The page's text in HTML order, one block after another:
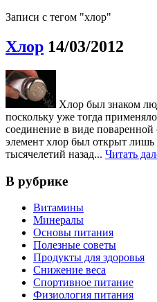
Записи с тегом "хлор"
Хлор 14/03/2012
Хлор был знаком
поскольку уже тогда
соединение в виде
элемент хлор был открыт
тысячелетий назад... Читать
В рубрике
Витамины
Минералы
Основы питания
Полезные советы
Продукты для здоровья
Снижение веса
Спортивное питание
Физиология питания